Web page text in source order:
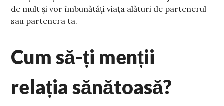
de mult și vor îmbunătăți viața alături de partenerul
sau partenera ta.
Cum să-ți menții
relația sănătoasă?